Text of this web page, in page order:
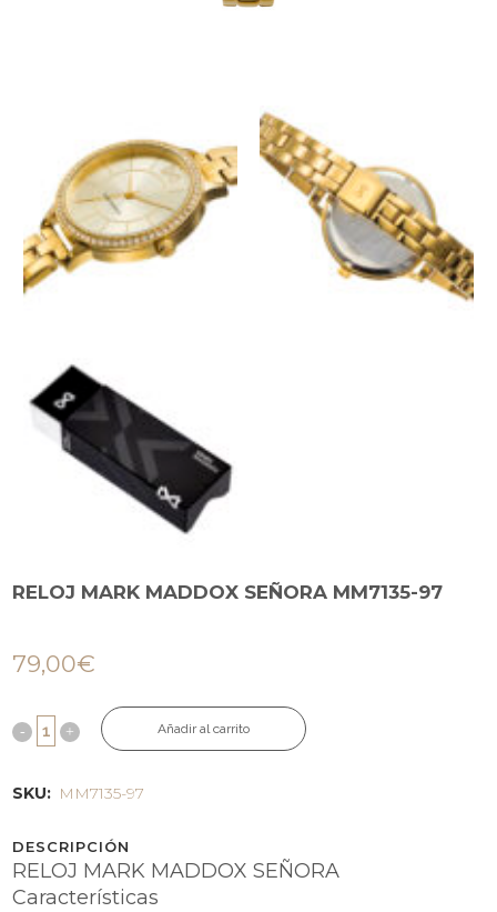
RELOJ MARK MADDOX SEÑORA MM7135-97
79,00€
Añadir al carrito
SKU: MM7135-97
DESCRIPCIÓN
RELOJ MARK MADDOX SEÑORA
Características